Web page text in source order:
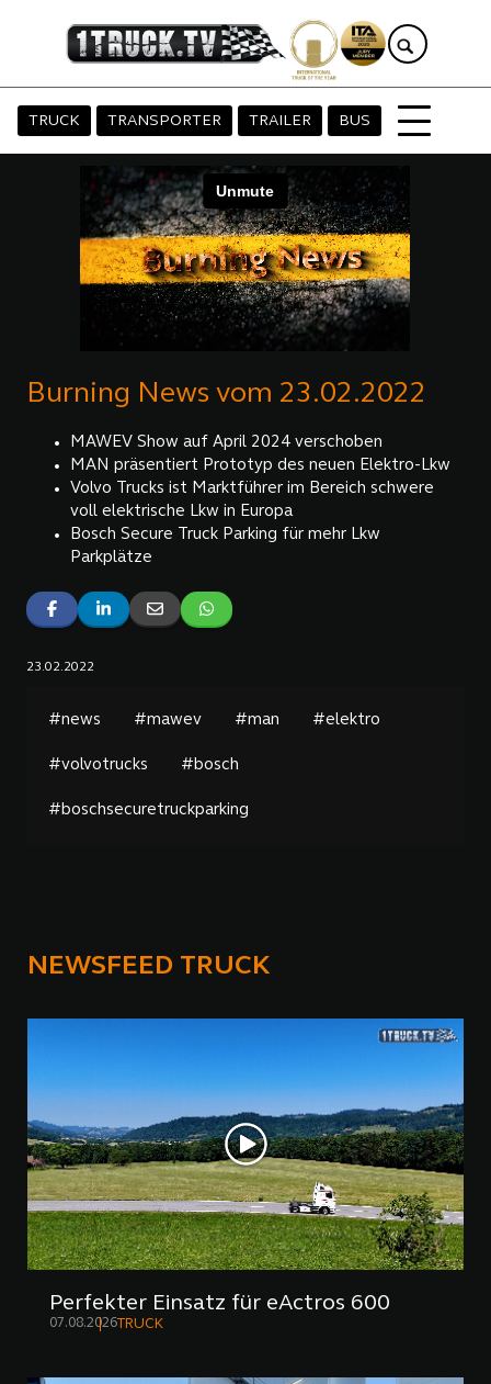
TRUCK TRANSPORTER TRAILER BUS
Burning News vom 23.02.2022
MAWEV Show auf April 2024 verschoben
MAN präsentiert Prototyp des neuen Elektro-Lkw
Volvo Trucks ist Marktführer im Bereich schwere
voll elektrische Lkw in Europa
Bosch Secure Truck Parking für mehr Lkw
Parkplätze
23.02.2022
#news #mawev #man #elektro
#volvotrucks #bosch
#boschsecuretruckparking
NEWSFEED TRUCK
Perfekter Einsatz für eActros 600
07.08.2026 TRUCK